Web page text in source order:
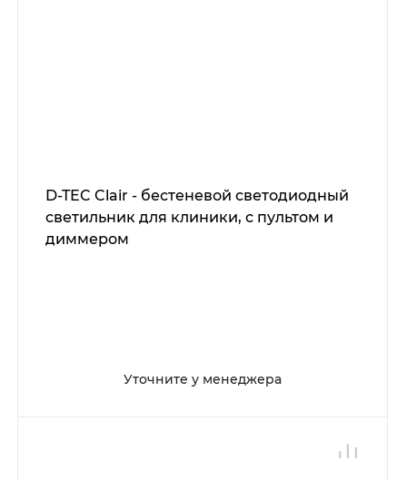
D-TEC Clair - бестеневой светодиодный
светильник для клиники, с пультом и
диммером
Уточните у менеджера